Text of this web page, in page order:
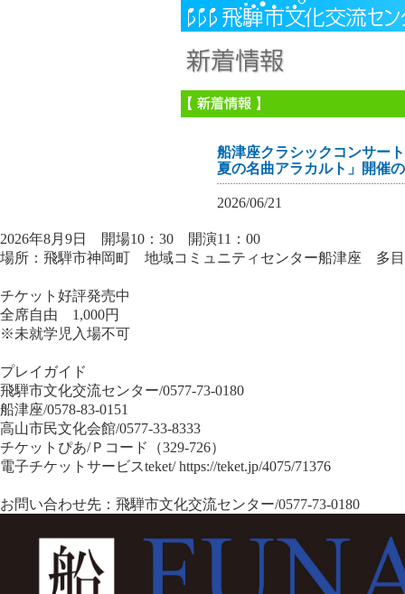
船津座クラシックコンサー
夏の名曲アラカルト」開催
2026/06/21
2026年8月9日 開場10：30 開演11：00
場所：飛騨市神岡町 地域コミュニティセンター船津座 多
チケット好評発売中
全席自由 1,000円
※未就学児入場不可
プレイガイド
飛騨市文化交流センター/0577-73-0180
船津座/0578-83-0151
高山市民文化会館/0577-33-8333
チケットぴあ/Ｐコード（329-726）
電子チケットサービスteket/https://teket.jp/4075/71376
お問い合わせ先：飛騨市文化交流センター/0577-73-0180